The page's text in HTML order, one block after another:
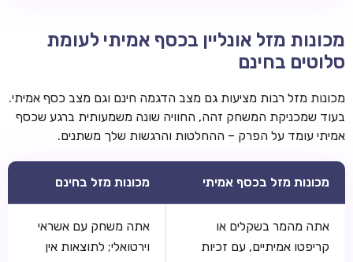
מכונות מזל אונליין בכסף אמיתי לעומת
סלוטים בחינם
מכונות מזל רבות מציעות גם מצב הדגמה חינם וגם מצב כסף אמיתי.
בעוד שמכניקת המשחק זהה, החוויה שונה משמעותית ברגע שכסף
אמיתי עומד על הפרק – ההחלטות והרגשות שלך משתנים.
מכונות מזל בכסף אמיתי מכונות מזל בחינם
אתה מהמר בשקלים או
קריפטו אמיתיים, עם זכיות
אתה משחק עם אשראי
וירטואלי; לתוצאות אין